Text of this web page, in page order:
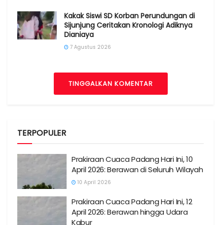
Kakak Siswi SD Korban Perundungan di
Sijunjung Ceritakan Kronologi Adiknya
Dianiaya
7 Agustus 2026
TINGGALKAN KOMENTAR
TERPOPULER
Prakiraan Cuaca Padang Hari Ini, 10
April 2026: Berawan di Seluruh Wilayah
10 April 2026
Prakiraan Cuaca Padang Hari Ini, 12
April 2026: Berawan hingga Udara
Kabur